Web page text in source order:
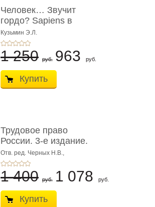
Человек… Звучит
гордо? Sapiens в
тенётах социума � ...
Кузьмин Э.Л.
1 250 руб. 963 руб.
Купить
Трудовое право
России. 3-е издание.
Учебник для ...
Отв. ред. Черных Н.В.,
Шестерякова И.В.
1 400 руб. 1 078 руб.
Купить